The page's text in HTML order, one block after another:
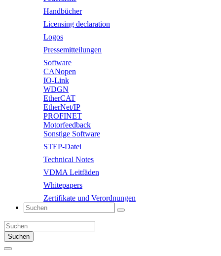
Handbücher
Licensing declaration
Logos
Pressemitteilungen
Software
CANopen
IO-Link
WDGN
EtherCAT
EtherNet/IP
PROFINET
Motorfeedback
Sonstige Software
STEP-Datei
Technical Notes
VDMA Leitfäden
Whitepapers
Zertifikate und Verordnungen
Suchen